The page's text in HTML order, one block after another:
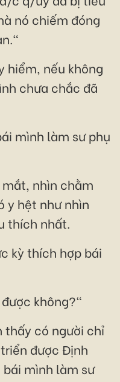
nó chiếm đóng
hiểm, nếu không
chưa chắc đã
mình làm sư phụ
nhìn chằm
y hệt như nhìn
thích nhất.
kỳ thích hợp bái
không?"
có người chỉ
được Định
bái mình làm sư